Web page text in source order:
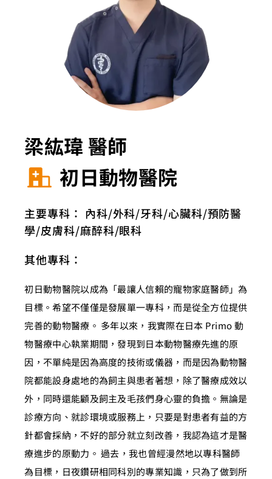
梁紘瑋 醫師
初日動物醫院
主要專科： 內科 外科 牙科 心臟科 預防醫
學 皮膚科 麻醉科 眼科
其他專科：
初日動物醫院以成為「最讓人信賴的寵物家庭醫師」為
目標。希望不僅僅是發展單一專科，而是從全方位提供
完善的動物醫療。 多年以來，我實際在日本 Primo 動
物醫療中心執業期間，發現到日本動物醫療先進的原
因，不單純是因為高度的技術或儀器，而是因為動物醫
院都能設身處地的為飼主與患者著想，除了醫療成效以
外，同時還能顧及飼主及毛孩們身心靈的負擔。無論是
診療方向、就診環境或服務上，只要是對患者有益的方
針都會採納，不好的部分就立刻改善，我認為這才是醫
療進步的原動力。 過去，我也曾經漫然地以專科醫師
為目標，日夜鑽研相同科別的專業知識，只為了做到所